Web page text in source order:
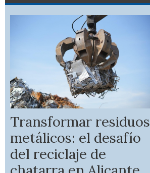
Transformar residuos
metálicos: el desafío
del reciclaje de